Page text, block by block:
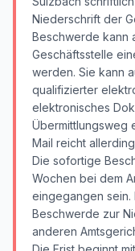
Niederschrift der
Beschwerde kann
Geschäftsstelle
werden. Sie kann
qualifizierter
elektronisches
Übermittlungsweg
Mail reicht
Die sofortige
Wochen bei dem
eingegangen sein.
Beschwerde zur
anderen